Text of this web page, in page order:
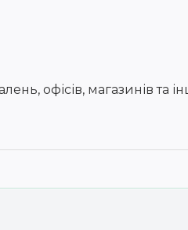
офісів, магазинів